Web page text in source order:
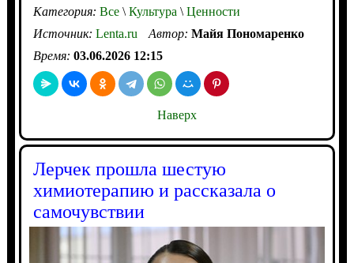
Категория: Все\Культура \Ценности
Источник: Lenta.ru Автор: Майя Пономаренко
Время: 03.06.2026 12:15
Наверх
Лерчек прошла шестую
химиотерапию и рассказала о
самочувствии